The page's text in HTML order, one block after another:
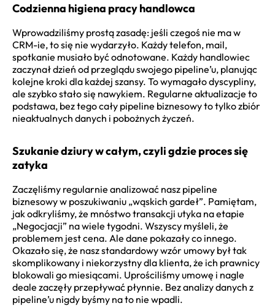
Codzienna higiena pracy handlowca
Wprowadziliśmy prostą zasadę: jeśli czegoś nie ma w
CRM-ie, to się nie wydarzyło. Każdy telefon, mail,
spotkanie musiało być odnotowane. Każdy handlowiec
zaczynał dzień od przeglądu swojego pipeline’u, planując
kolejne kroki dla każdej szansy. To wymagało dyscypliny,
ale szybko stało się nawykiem. Regularne aktualizacje to
podstawa, bez tego cały pipeline biznesowy to tylko zbiór
nieaktualnych danych i pobożnych życzeń.
Szukanie dziury w całym, czyli gdzie proces się
zatyka
Zaczęliśmy regularnie analizować nasz pipeline
biznesowy w poszukiwaniu „wąskich gardeł”. Pamiętam,
jak odkryliśmy, że mnóstwo transakcji utyka na etapie
„Negocjacji” na wiele tygodni. Wszyscy myśleli, że
problemem jest cena. Ale dane pokazały co innego.
Okazało się, że nasz standardowy wzór umowy był tak
skomplikowany i niekorzystny dla klienta, że ich prawnicy
blokowali go miesiącami. Uprościliśmy umowę i nagle
deale zaczęły przepływać płynnie. Bez analizy danych z
pipeline’u nigdy byśmy na to nie wpadli.